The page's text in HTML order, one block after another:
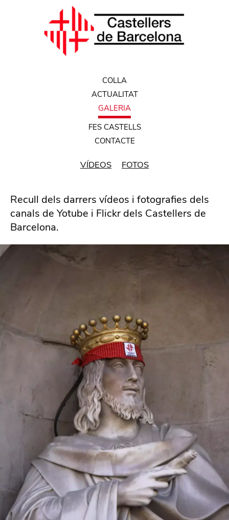
COLLA
ACTUALITAT
GALERIA
FES CASTELLS
CONTACTE
VÍDEOS FOTOS
Recull dels darrers vídeos i fotografies dels
canals de Yotube i Flickr dels Castellers de
Barcelona.